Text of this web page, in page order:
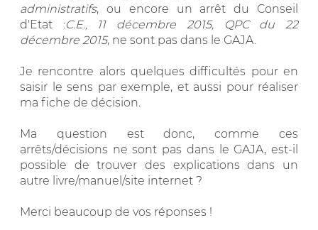
administratifs, ou encore un arrêt du Conseil
d'Etat :C.E., 11 décembre 2015, QPC du 22
décembre 2015, ne sont pas dans le GAJA.
Je rencontre alors quelques difficultés pour en
saisir le sens par exemple, et aussi pour réaliser
ma fiche de décision.
Ma question est donc, comme ces
arrêts/décisions ne sont pas dans le GAJA, est-il
possible de trouver des explications dans un
autre livre/manuel/site internet ?
Merci beaucoup de vos réponses !